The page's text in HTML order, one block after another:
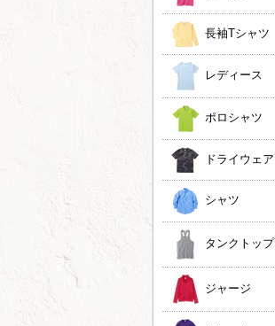
長袖Tシャツ
レディース
ポロシャツ
ドライウェア
シャツ
タンクトップ
ジャージ